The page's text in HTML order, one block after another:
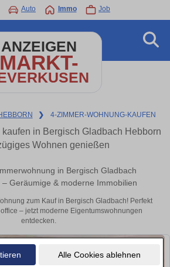
Alle Cookies ablehnen
Auto Immo Job
ANZEIGEN
MARKT-
❯ 4-ZIMMER-WOHNUNG-KAUFEN
in Bergisch Gladbach Hebborn
Wohnen genießen
in Bergisch Gladbach
Geräumige & moderne Immobilien
zum Kauf in Bergisch Gladbach! Perfekt
– jetzt moderne Eigentumswohnungen
entdecken.